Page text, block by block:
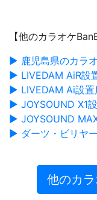
【他のカラオケ
▶ 鹿児島県のカラ
▶ LIVEDAM AiR設
▶ LIVEDAM Ai設置
▶ JOYSOUND X1
▶ JOYSOUND
▶ ダーツ・ビリヤ
他のカ